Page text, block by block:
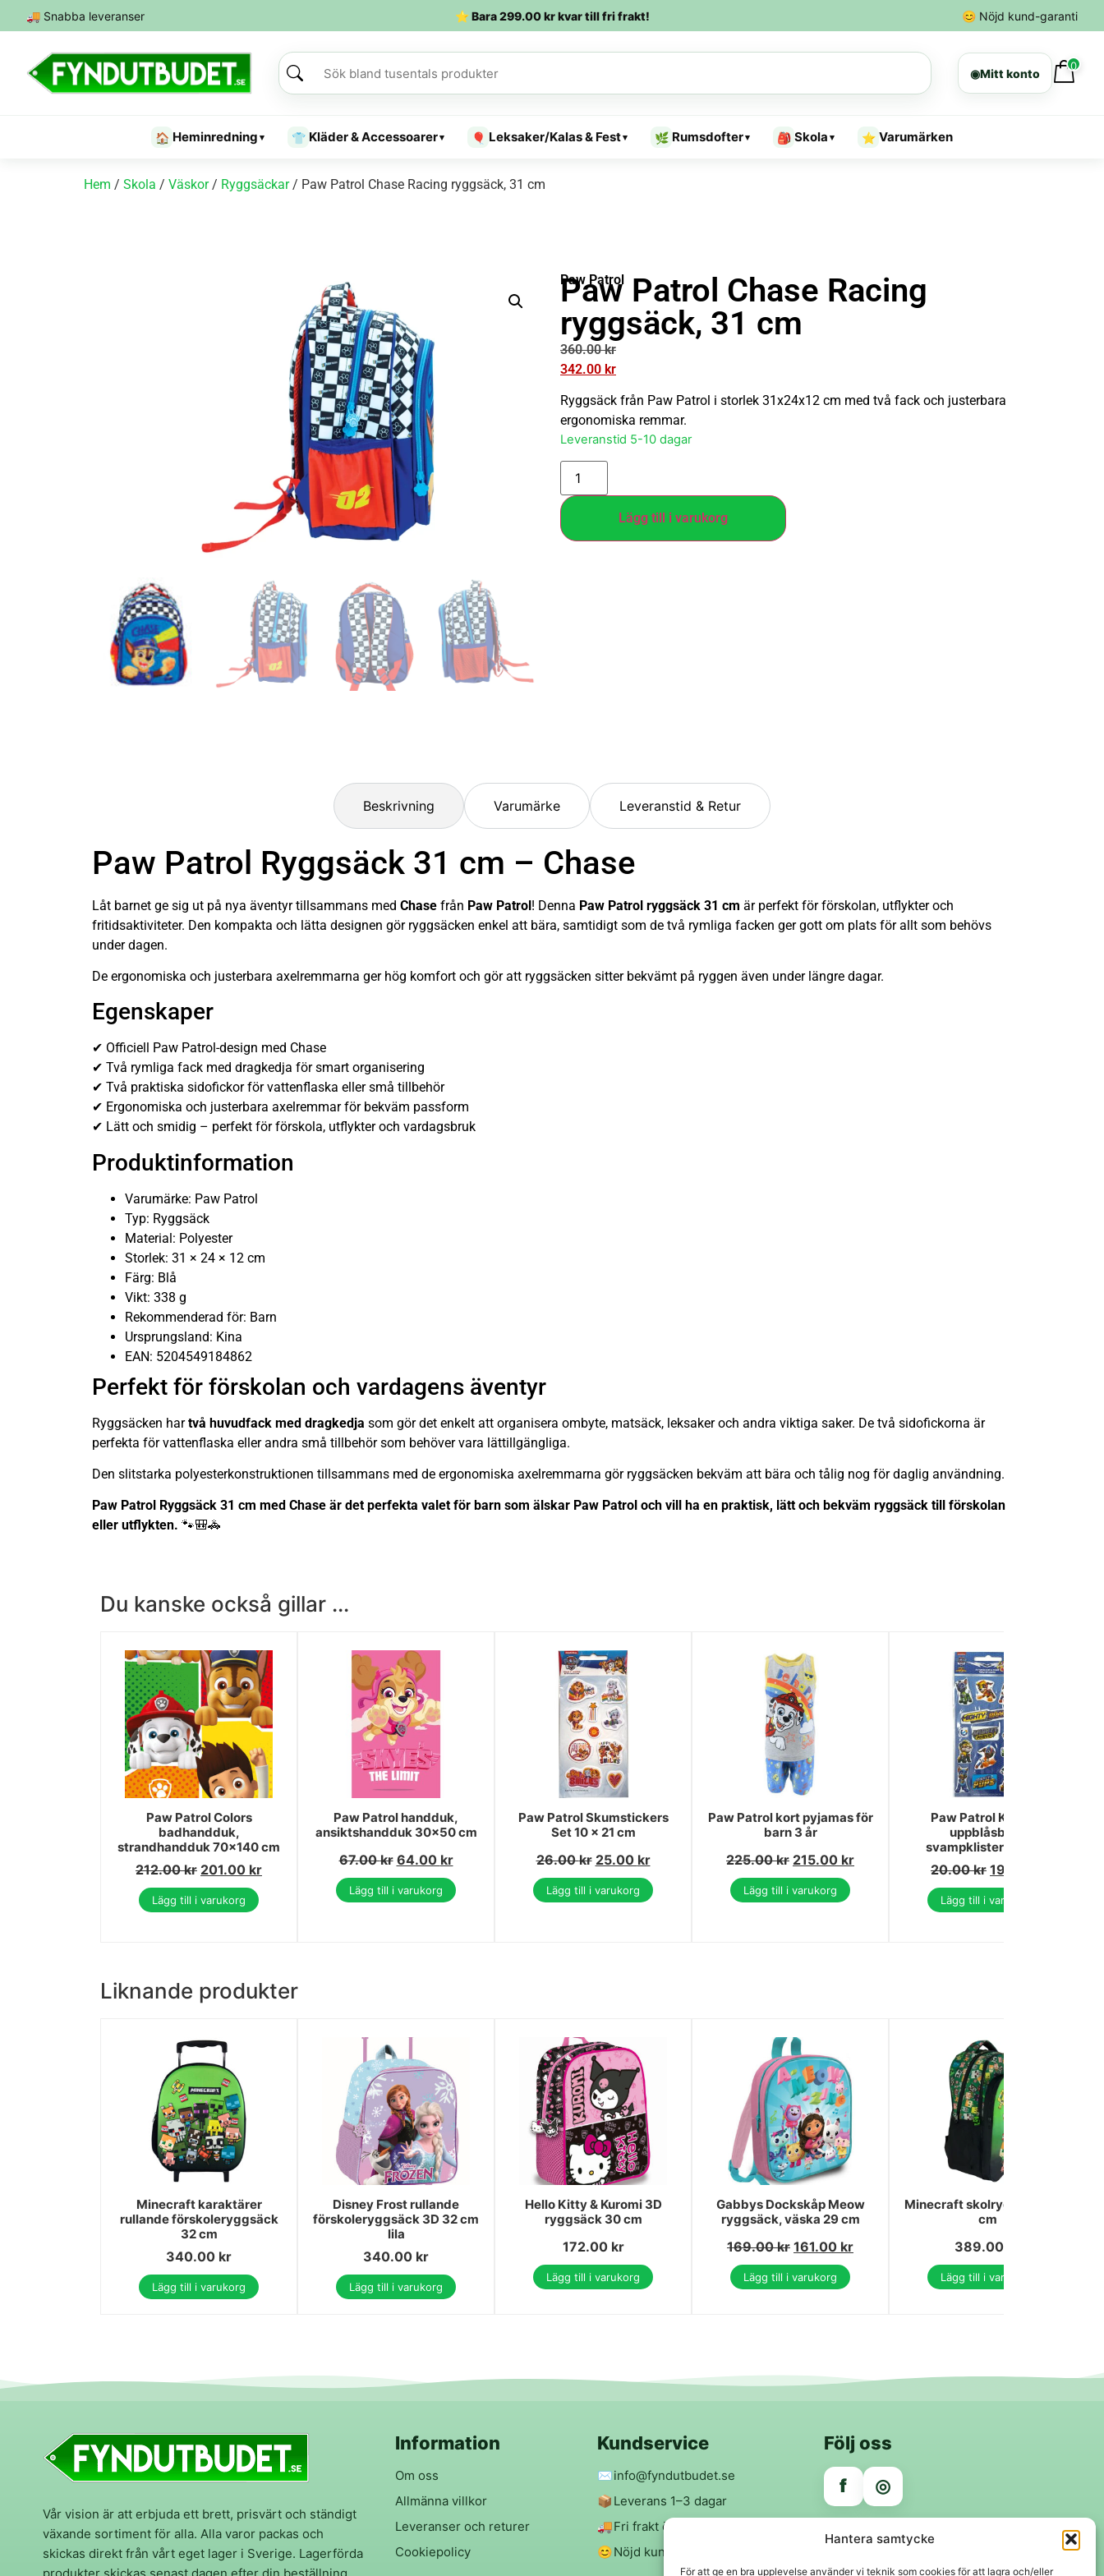
Hantera samtycke
För att ge en bra upplevelse använder vi teknik som cookies för att lagra och/eller
🚚 Snabba leveranser ⭐ Bara299.00krkvar till fri frakt! 😊 Nöjd kund-garanti
◉Mitt konto
0
🏠 Heminredning ▾ 👕 Kläder & Accessoarer▾ 🎈 Leksaker/Kalas & Fest▾ 🌿 Rumsdofter▾ 🎒 Skola ▾ ⭐ Varumärken
Hem / Skola / Väskor/ Ryggsäckar/ Paw Patrol Chase Racing ryggsäck, 31 cm
Paw Patrol
Paw Patrol Chase Racing
ryggsäck, 31 cm
360.00kr
342.00 kr
Ryggsäck från Paw Patrol i storlek 31x24x12 cm med två fack och justerbara
ergonomiska remmar.
Leveranstid 5-10 dagar
Lägg till i varukorg
Beskrivning Varumärke Leveranstid & Retur
Paw Patrol Ryggsäck 31 cm – Chase
Låt barnet ge sig ut på nya äventyr tillsammans med Chase från Paw Patrol! Denna Paw Patrol ryggsäck 31 cm är perfekt för förskolan, utflykter och
fritidsaktiviteter. Den kompakta och lätta designen gör ryggsäcken enkel att bära, samtidigt som de två rymliga facken ger gott om plats för allt som behövs
under dagen.
De ergonomiska och justerbara axelremmarna ger hög komfort och gör att ryggsäcken sitter bekvämt på ryggen även under längre dagar.
Egenskaper
✔ Officiell Paw Patrol-design med Chase
✔ Två rymliga fack med dragkedja för smart organisering
✔ Två praktiska sidofickor för vattenflaska eller små tillbehör
✔ Ergonomiska och justerbara axelremmar för bekväm passform
✔ Lätt och smidig – perfekt för förskola, utflykter och vardagsbruk
Produktinformation
Varumärke: Paw Patrol
Typ: Ryggsäck
Material: Polyester
Storlek: 31 × 24 × 12 cm
Färg: Blå
Vikt: 338 g
Rekommenderad för: Barn
Ursprungsland: Kina
EAN: 5204549184862
Perfekt för förskolan och vardagens äventyr
Ryggsäcken hartvå huvudfack med dragkedja som gör det enkelt att organisera ombyte, matsäck, leksaker och andra viktiga saker. De två sidofickorna är
perfekta för vattenflaska eller andra små tillbehör som behöver vara lättillgängliga.
Den slitstarka polyesterkonstruktionen tillsammans med de ergonomiska axelremmarna gör ryggsäcken bekväm att bära och tålig nog för daglig användning.
Paw Patrol Ryggsäck 31 cm med Chase är det perfekta valet för barn som älskar Paw Patrol och vill ha en praktisk, lätt och bekväm ryggsäck till förskolan
eller utflykten. 🐾🎒🚓
Du kanske också gillar ...
Paw Patrol Colors
badhandduk,
strandhandduk 70x140 cm
212.00kr 201.00 kr
Lägg till i varukorg
Paw Patrol handduk,
ansiktshandduk 30x50 cm
67.00kr 64.00 kr
Lägg till i varukorg
Paw Patrol Skumstickers
Set 10 x 21 cm
26.00kr 25.00 kr
Lägg till i varukorg
Paw Patrol kort pyjamas för
barn 3 år
225.00kr 215.00 kr
Lägg till i varukorg
Paw Patrol Knights
uppblåsbara
svampklistermärken
20.00kr 19.00
Lägg till i varukorg
Liknande produkter
Minecraft karaktärer
rullande förskoleryggsäck
32 cm
340.00 kr
Lägg till i varukorg
Disney Frost rullande
förskoleryggsäck 3D 32 cm
lila
340.00 kr
Lägg till i varukorg
Hello Kitty & Kuromi 3D
ryggsäck 30 cm
172.00 kr
Lägg till i varukorg
Gabbys Dockskåp Meow
ryggsäck, väska 29 cm
169.00kr 161.00 kr
Lägg till i varukorg
Minecraft skolryggsäck, 40
cm
389.00
Lägg till i varukorg
Vår vision är att erbjuda ett brett, prisvärt och ständigt
växande sortiment för alla. Alla varor packas och
skickas direkt från vårt eget lager i Sverige. Lagerförda
Information
Om oss
Allmänna villkor
Leveranser och returer
Cookiepolicy
Kundservice
✉️info@fyndutbudet.se
📦 Leverans 1–3 dagar
🚚Fri frakt över 299 kr
😊Nöjd kund-garanti
Följ oss
f ◎
Trygga betalningar
Klarna VISA Mastercard Swish